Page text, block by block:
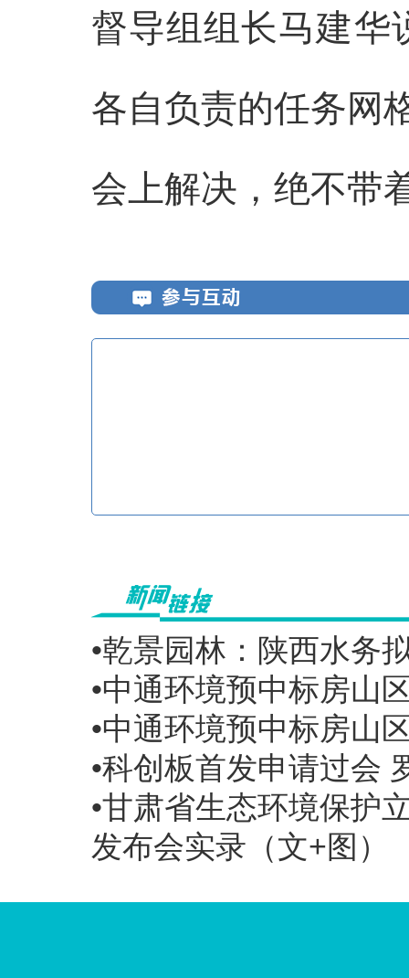
督导组组长马建华
各自负责的任务网
会上解决，绝不带
•乾景园林：陕西水务
•中通环境预中标房山
•中通环境预中标房山
•科创板首发申请过会
•甘肃省生态环境保护
发布会实录（文+图）